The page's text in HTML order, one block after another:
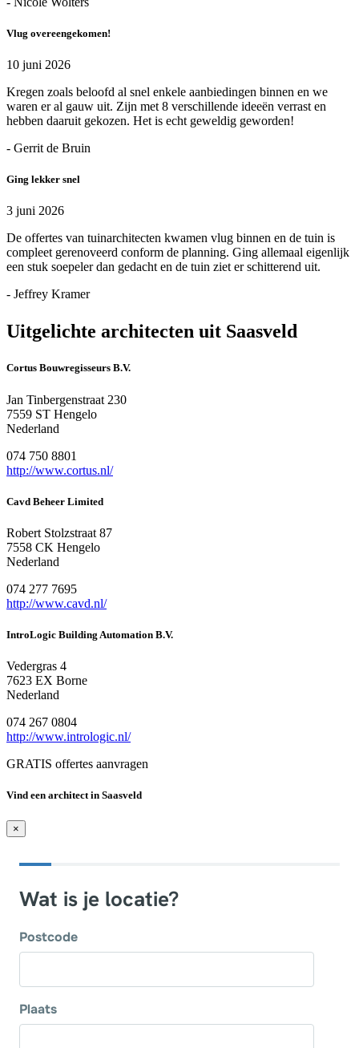
Vlug overeengekomen!
10 juni 2026
Kregen zoals beloofd al snel enkele aanbiedingen binnen en we
waren er al gauw uit. Zijn met 8 verschillende ideeën verrast en
hebben daaruit gekozen. Het is echt geweldig geworden!
- Gerrit de Bruin
Ging lekker snel
3 juni 2026
De offertes van tuinarchitecten kwamen vlug binnen en de tuin is
compleet gerenoveerd conform de planning. Ging allemaal eigenlijk
een stuk soepeler dan gedacht en de tuin ziet er schitterend uit.
- Jeffrey Kramer
Uitgelichte architecten uit Saasveld
Cortus Bouwregisseurs B.V.
Jan Tinbergenstraat 230
7559 ST Hengelo
Nederland
074 750 8801
http://www.cortus.nl/
Cavd Beheer Limited
Robert Stolzstraat 87
7558 CK Hengelo
Nederland
074 277 7695
http://www.cavd.nl/
IntroLogic Building Automation B.V.
Vedergras 4
7623 EX Borne
Nederland
074 267 0804
http://www.intrologic.nl/
GRATIS offertes aanvragen
Vind een architect in Saasveld
×